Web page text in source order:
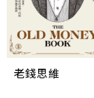
老錢思維